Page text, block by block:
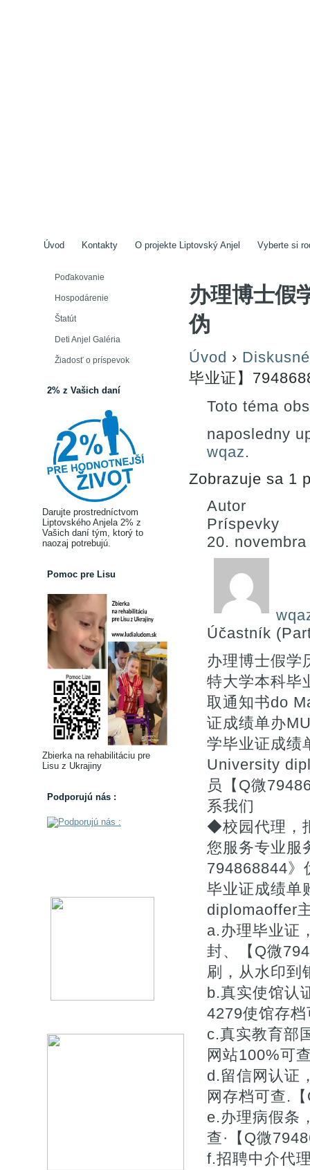
Úvod Kontakty O projekte Liptovský Anjel Vyberte si
Poďakovanie
Hospodárenie
Štatút
Deti Anjel Galéria
Žiadosť o príspevok
2% z Vašich daní
Darujte prostredníctvom
Liptovského Anjela 2% z
Vašich daní tým, ktorý to
naozaj potrebujú.
Pomoc pre Lisu
Zbierka na rehabilitáciu pre
Lisu z Ukrajiny
Podporujú nás :
办理博士假
伪
Úvod ›
毕业证】
Toto téma
naposledny
wqaz.
Zobrazuje sa 1
Autor
Príspevky
20.
Účastník
办理博士假学
特大学本科毕
取通知书do
证成绩单办
学毕业证成绩
University
员【Q微
系我们
◆校园代理，
您服务专业服
794868844》
毕业证成绩单
diplomaoffer
a.办理毕业证
封、【Q微
刷，从水印到
b.真实使馆认
4279使馆存
c.真实教育部
网站100%可
d.留信网认证
网存档可查.
e.办理病假条
查·【Q微
f.招聘中介代